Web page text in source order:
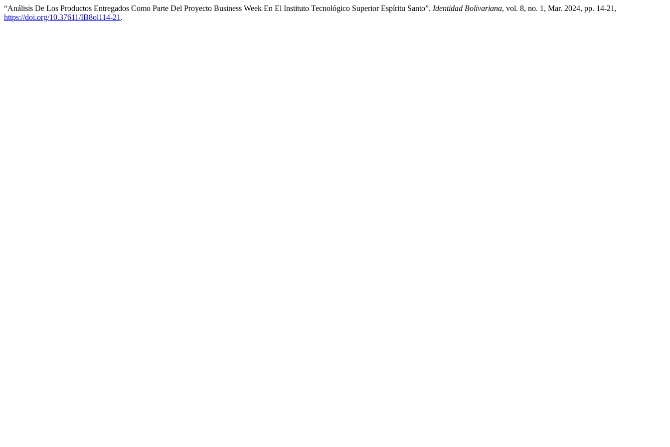
“Análisis De Los Productos Entregados Como Parte Del Proyecto Business Week En El Instituto Tecnológico Superior Espíritu Santo”. Identidad Bolivariana, vol. 8, no. 1, Mar. 2024, pp. 14-21,
https://doi.org/10.37611/IB8ol114-21 .